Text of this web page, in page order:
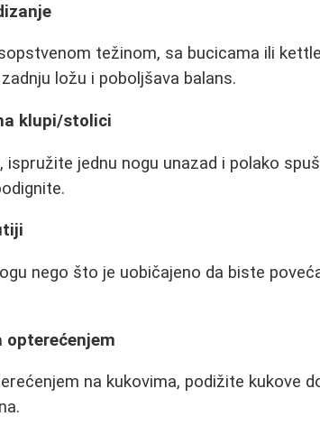
težinom, sa bucicama ili
ložu i poboljšava balans.
klupi/stolici
ispružite jednu nogu unazad i polako
nego što je uobičajeno da biste
opterećenjem
na kukovima, podižite kukove